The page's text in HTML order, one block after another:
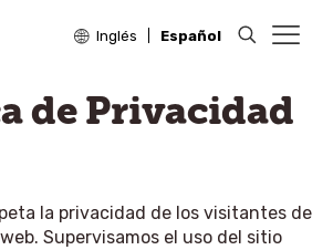
Inglés Español
de Privacidad
la privacidad de los visitantes de
Supervisamos el uso del sitio